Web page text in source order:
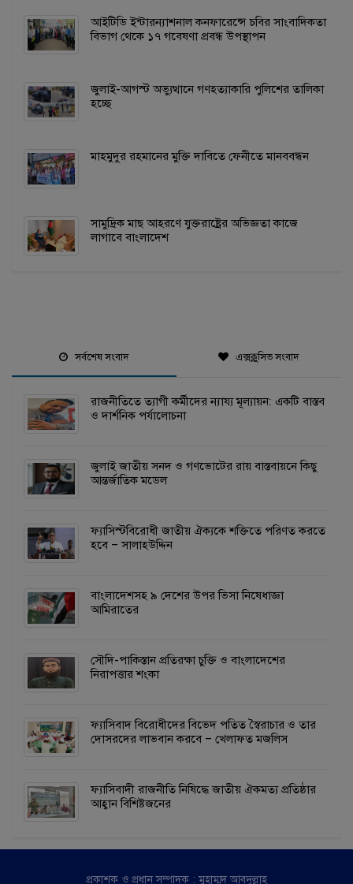
আইটিডি ইন্টারন্যাশনাল কনফারেন্সে চবির সাংবাদিকতা
বিভাগ থেকে ১৭ গবেষণা প্রবন্ধ উপস্থাপন
জুলাই-আগস্ট অভ্যুত্থানে গণহত্যাকারি পুলিশের তালিকা
হচ্ছে
মাহমুদুর রহমানের মুক্তি দাবিতে ফেনীতে মানববন্ধন
সামুদ্রিক মাছ আহরণে যুক্তরাষ্ট্রের অভিজ্ঞতা কাজে
লাগাবে বাংলাদেশ
সর্বশেষ সংবাদ এক্সক্লুসিভ সংবাদ
রাজনীতিতে ত্যাগী কর্মীদের ন্যায্য মূল্যায়ন: একটি বাস্তব
ও দার্শনিক পর্যালোচনা
জুলাই জাতীয় সনদ ও গণভোটের রায় বাস্তবায়নে কিছু
আন্তর্জাতিক মডেল
ফ্যাসিস্টবিরোধী জাতীয় ঐক্যকে শক্তিতে পরিণত করতে
হবে – সালাহউদ্দিন
বাংলাদেশসহ ৯ দেশের উপর ভিসা নিষেধাজ্ঞা
আমিরাতের
সৌদি-পাকিস্তান প্রতিরক্ষা চুক্তি ও বাংলাদেশের
নিরাপত্তার শংকা
ফ্যাসিবাদ বিরোধীদের বিভেদ পতিত স্বৈরাচার ও তার
দোসরদের লাভবান করবে – খেলাফত মজলিস
ফ্যাসিবাদী রাজনীতি নিষিদ্ধে জাতীয় ঐকমত্য প্রতিষ্ঠার
আহ্বান বিশিষ্টজনের
প্রকাশক ও প্রধান সম্পাদক : মুহাম্মদ আবদুল্লাহ